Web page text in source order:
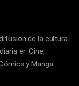
de la cultura
en Cine,
y Manga.